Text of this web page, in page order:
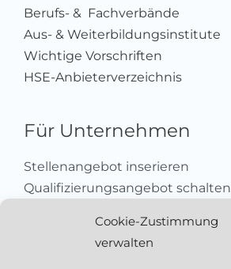
Cookie-Zustimmung
verwalten
Berufs- & Fachverbände
Aus- & Weiterbildungsinstitute
Wichtige Vorschriften
HSE-Anbieterverzeichnis
Für Unternehmen
Stellenangebot inserieren
Qualifizierungsangebot schalten